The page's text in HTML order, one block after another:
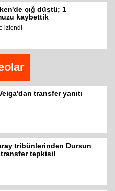
çığ düştü; 1
kaybettik
izlendi
transfer yanıtı
tribünlerinden Dursun
tepkisi!